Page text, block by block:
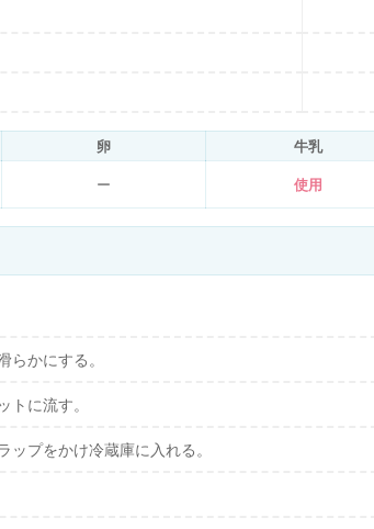
卵
牛乳
ー 使用
かにする。
に流す。
プをかけ冷蔵庫に入れる。